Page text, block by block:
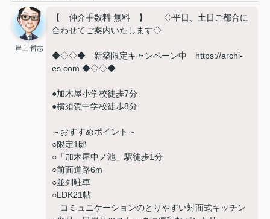
岸上 哲志
【 仲介手数料 無料 】 ◇平日、土日ご都合に
合わせてご案内いたします◇
◆◇◇◆ 新築限定キャンペーン中 https://archi-
es.com ◆◇◇◆
●加木屋小学校徒歩7分
●横須賀中学校徒歩8分
～おすすめポイント～
○限定1邸
○「加木屋中ノ池」駅徒歩1分
○前面道路6m
○並列駐車
○LDK21帖
コミュニケーションのとりやすい対面式キッチン